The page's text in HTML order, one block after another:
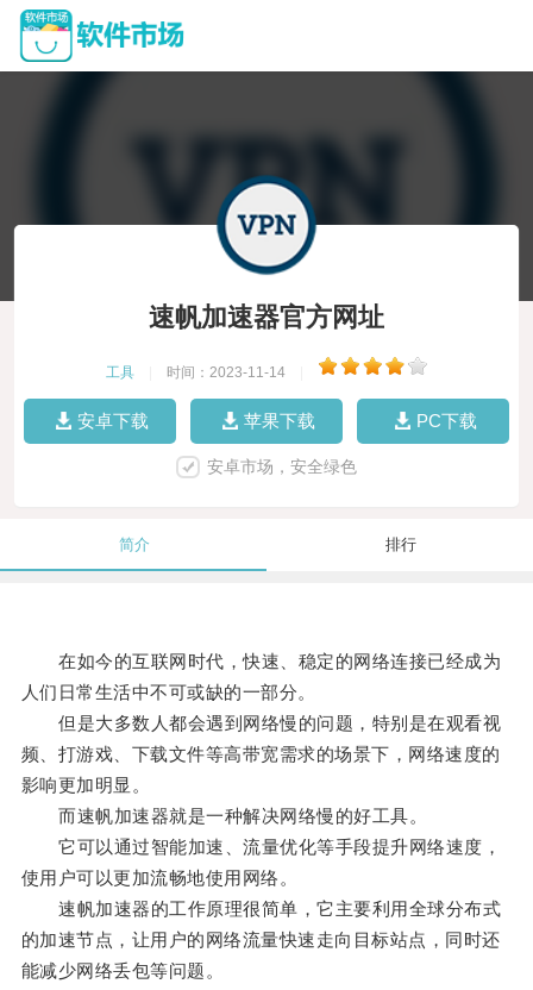
速帆加速器官方网址
工具 时间：2023-11-14
安卓下载 苹果下载 PC下载
安卓市场，安全绿色
简介 排行
在如今的互联网时代，快速、稳定的网络连接已经成为
人们日常生活中不可或缺的一部分。
但是大多数人都会遇到网络慢的问题，特别是在观看视
频、打游戏、下载文件等高带宽需求的场景下，网络速度的
影响更加明显。
而速帆加速器就是一种解决网络慢的好工具。
它可以通过智能加速、流量优化等手段提升网络速度，
使用户可以更加流畅地使用网络。
速帆加速器的工作原理很简单，它主要利用全球分布式
的加速节点，让用户的网络流量快速走向目标站点，同时还
能减少网络丢包等问题。